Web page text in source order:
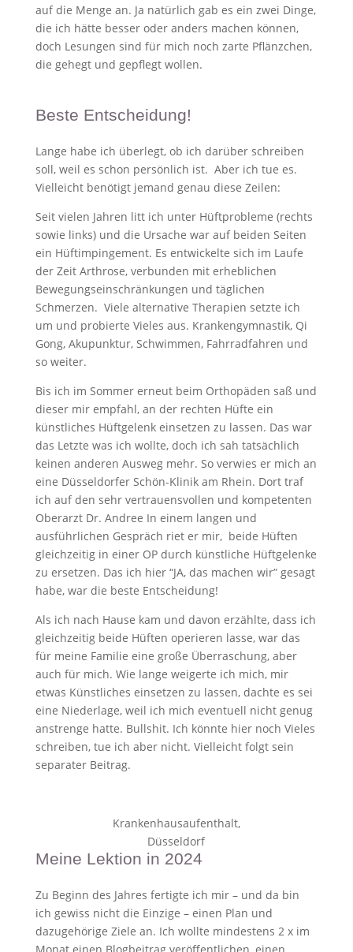
auf die Menge an. Ja natürlich gab es ein zwei Dinge,
die ich hätte besser oder anders machen können,
doch Lesungen sind für mich noch zarte Pflänzchen,
die gehegt und gepflegt wollen.
Beste Entscheidung!
Lange habe ich überlegt, ob ich darüber schreiben
soll, weil es schon persönlich ist. Aber ich tue es.
Vielleicht benötigt jemand genau diese Zeilen:
Seit vielen Jahren litt ich unter Hüftprobleme (rechts
sowie links) und die Ursache war auf beiden Seiten
ein Hüftimpingement. Es entwickelte sich im Laufe
der Zeit Arthrose, verbunden mit erheblichen
Bewegungseinschränkungen und täglichen
Schmerzen. Viele alternative Therapien setzte ich
um und probierte Vieles aus. Krankengymnastik, Qi
Gong, Akupunktur, Schwimmen, Fahrradfahren und
so weiter.
Bis ich im Sommer erneut beim Orthopäden saß und
dieser mir empfahl, an der rechten Hüfte ein
künstliches Hüftgelenk einsetzen zu lassen. Das war
das Letzte was ich wollte, doch ich sah tatsächlich
keinen anderen Ausweg mehr. So verwies er mich an
eine Düsseldorfer Schön-Klinik am Rhein. Dort traf
ich auf den sehr vertrauensvollen und kompetenten
Oberarzt Dr. Andree In einem langen und
ausführlichen Gespräch riet er mir, beide Hüften
gleichzeitig in einer OP durch künstliche Hüftgelenke
zu ersetzen. Das ich hier “JA, das machen wir” gesagt
habe, war die beste Entscheidung!
Als ich nach Hause kam und davon erzählte, dass ich
gleichzeitig beide Hüften operieren lasse, war das
für meine Familie eine große Überraschung, aber
auch für mich. Wie lange weigerte ich mich, mir
etwas Künstliches einsetzen zu lassen, dachte es sei
eine Niederlage, weil ich mich eventuell nicht genug
anstrenge hatte. Bullshit. Ich könnte hier noch Vieles
schreiben, tue ich aber nicht. Vielleicht folgt sein
separater Beitrag.
Krankenhausaufenthalt,
Düsseldorf
Meine Lektion in 2024
Zu Beginn des Jahres fertigte ich mir – und da bin
ich gewiss nicht die Einzige – einen Plan und
dazugehörige Ziele an. Ich wollte mindestens 2 x im